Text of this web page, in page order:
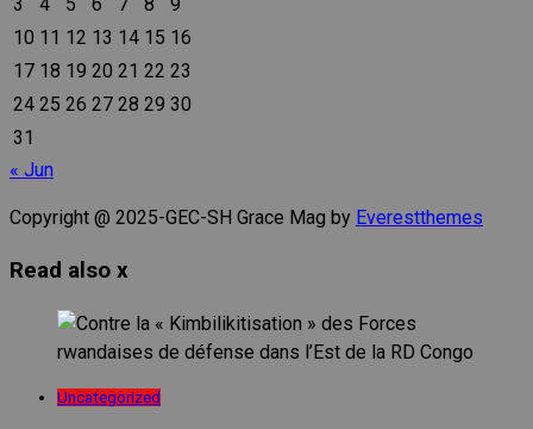
10 11 12 13 14 15 16
17 18 19 20 21 22 23
24 25 26 27 28 29 30
31
« Jun
Copyright @ 2025-GEC-SH Grace Mag by Everestthemes
Read also x
Uncategorized